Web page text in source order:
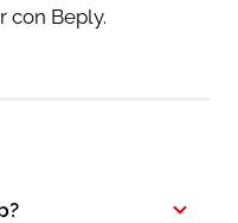
con Beply.